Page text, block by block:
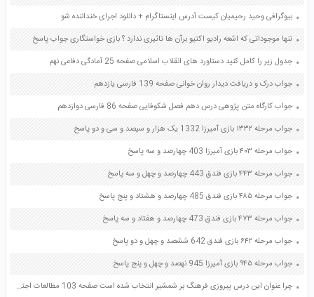
بیوگرافی وحید رحیمیان کیست آدرس اینستاگرام + دانلود اجرای خنداننده شو
تنها موجوداتی که اشعه رادیو اکتیو برآن ها تاثیری ندارد ؟ بازی خواستگاری جواب پاسخ
جدول زیر را کامل کنید دستاورد های انقلاب اسلامی صفحه 25 آمادگی دفاعی نهم
جواب درک و دریافت دیدار روان خوانی صفحه 139 فارسی یازدهم
جواب کارگاه متن پژوهی درس دهم فصل شکوفایی صفحه 86 فارسی دوازدهم
جواب مرحله ۱۳۳۲ بازی آمیرزا 1332 یک هزار و سیصد و سی و دو پاسخ
جواب مرحله ۴۰۳ بازی آمیرزا 403 چهارصد و سه پاسخ
جواب مرحله ۴۴۳ بازی فندق 443 چهارصد و چهل و سه پاسخ
جواب مرحله ۴۸۵ بازی فندق 485 چهارصد و هشتاد و پنج پاسخ
جواب مرحله ۴۷۳ بازی فندق 473 چهارصد و هفتاد و سه پاسخ
جواب مرحله ۶۴۲ بازی فندق 642 ششصد و چهل و دو پاسخ
جواب مرحله ۹۴۵ بازی آمیرزا 945 نهصد و چهل و پنج پاسخ
چرا عنوان این درس پیروزی فرهنگ بر شمشیر انتخاب شده است صفحه 103 مطالعات اجتماعی هشتم